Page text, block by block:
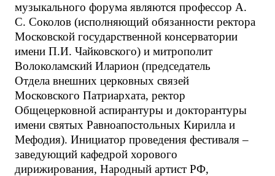
музыкального форума являются профессор А.
С. Соколов (исполняющий обязанности ректора
Московской государственной консерватории
имени П.И. Чайковского) и митрополит
Волоколамский Иларион (председатель
Отдела внешних церковных связей
Московского Патриархата, ректор
Общецерковной аспирантуры и докторантуры
имени святых Равноапостольных Кирилла и
Мефодия). Инициатор проведения фестиваля –
заведующий кафедрой хорового
дирижирования, Народный артист РФ,